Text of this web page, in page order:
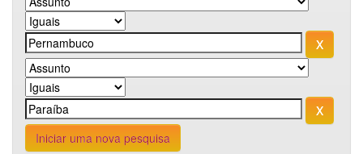
Iniciar uma nova pesquisa